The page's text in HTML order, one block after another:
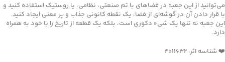
می‌توانید از این جعبه در فضاهای با تم صنعتی، نظامی، یا روستیک استفاده کنید و
با قرار دادن آن در گوشه‌ای از فضا، یک نقطه کانونی جذاب و پر معنی ایجاد کنید.
این جعبه نه تنها یک شیء دکوری است، بلکه یک قطعه از تاریخ را با خود به همراه
دارد.
❤️ شناسه اثر: ۴۰۱۱۶۳۲